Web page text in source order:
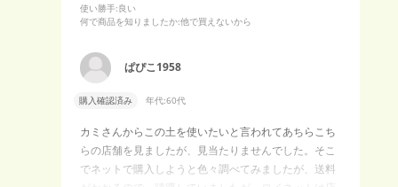
使い勝手:良い
何で商品を知りましたか:他で買えないから
ぱぴこ1958
購入確認済み 年代:60代
カミさんからこの土を使いたいと言われてあちらこち
らの店舗を見ましたが、見当たりませんでした。そこ
でネットで購入しようと色々調べてみましたが、送料